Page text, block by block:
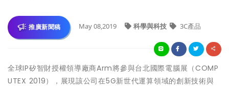
推廣新聞稿 May 08,2019 科學與科技 3C產品
全球IP矽智財授權領導廠商Arm將參與台北國際電腦展（COMP
UTEX 2019），展現該公司在5G新世代運算領域的創新技術與